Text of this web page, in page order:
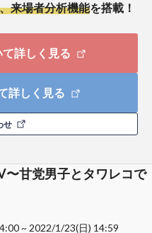
来場者分析機能を搭載！
詳しく見る
詳しく見る
せ
〜甘党男子とタワレコで
~ 2022/1/23(日) 14:59